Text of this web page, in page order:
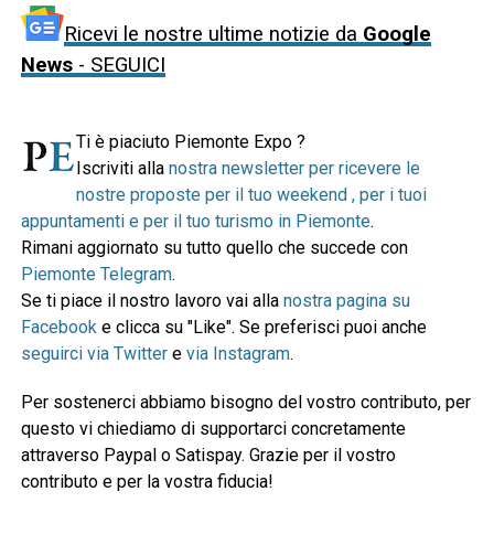
Ricevi le nostre ultime notizie da Google
News- SEGUICI
Ti è piaciuto Piemonte Expo ?
Iscriviti alla nostra newsletter per ricevere le
nostre proposte per il tuo weekend , per i tuoi
appuntamenti e per il tuo turismo in Piemonte.
Rimani aggiornato su tutto quello che succede con
Piemonte Telegram.
Se ti piace il nostro lavoro vai alla nostra pagina su
Facebooke clicca su "Like". Se preferisci puoi anche
seguirci via Twittere via Instagram.
Per sostenerci abbiamo bisogno del vostro contributo, per
questo vi chiediamo di supportarci concretamente
attraverso Paypal o Satispay. Grazie per il vostro
contributo e per la vostra fiducia!